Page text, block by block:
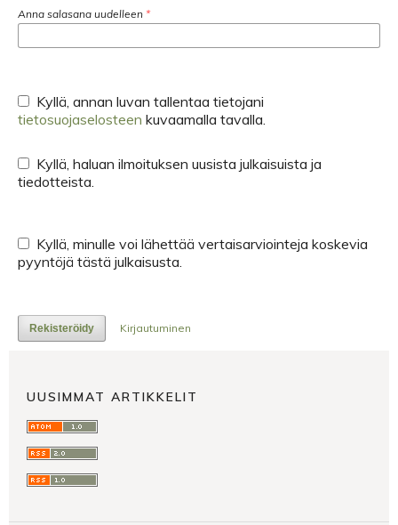
Anna salasana uudelleen *
Kyllä, annan luvan tallentaa tietojani
tietosuojaselosteen kuvaamalla tavalla.
tiedotteista.
pyyntöjä tästä julkaisusta.
Rekisteröidy Kirjautuminen
UUSIMMAT ARTIKKELIT